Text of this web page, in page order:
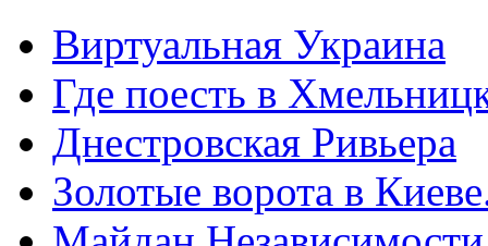
Виртуальная Украина
Где поесть в
Днестровская Ривьера
Золотые ворота в